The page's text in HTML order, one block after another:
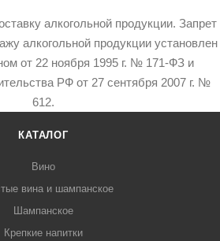
алкогольной продукции. Запрет
алкогольной продукции установлен
от 22 ноября 1995 г. № 171-ФЗ и
РФ от 27 сентября 2007 г. №
612.
КАТАЛОГ
Вино
вина и шампанское
Шампанское
Крепкие напитки